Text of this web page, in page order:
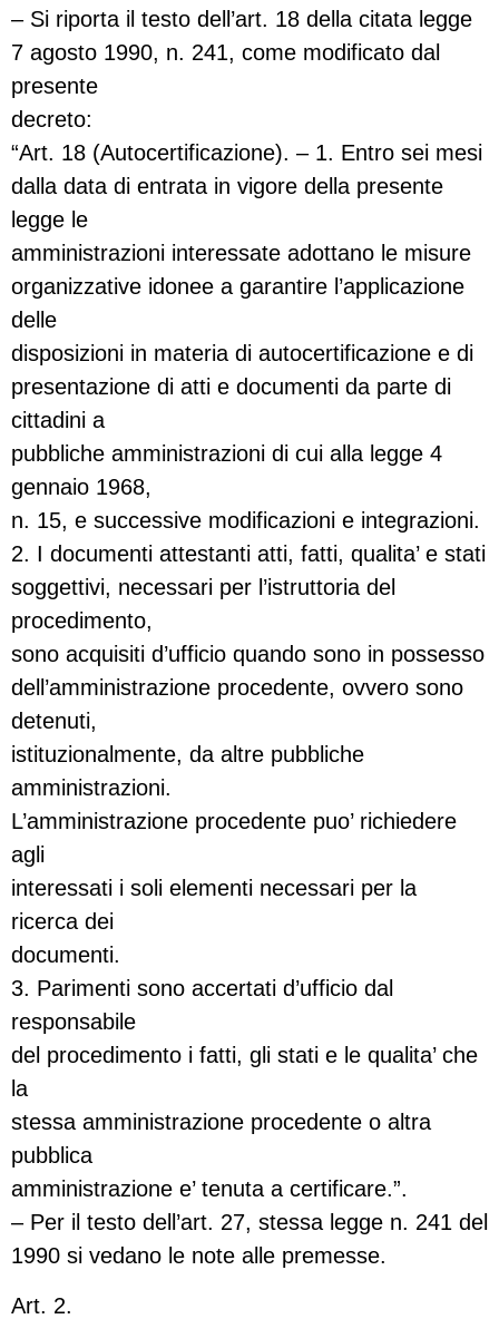
– Si riporta il testo dell’art. 18 della citata legge
7 agosto 1990, n. 241, come modificato dal
presente
decreto:
“Art. 18 (Autocertificazione). – 1. Entro sei mesi
dalla data di entrata in vigore della presente
legge le
amministrazioni interessate adottano le misure
organizzative idonee a garantire l’applicazione
delle
disposizioni in materia di autocertificazione e di
presentazione di atti e documenti da parte di
cittadini a
pubbliche amministrazioni di cui alla legge 4
gennaio 1968,
n. 15, e successive modificazioni e integrazioni.
2. I documenti attestanti atti, fatti, qualita’ e stati
soggettivi, necessari per l’istruttoria del
procedimento,
sono acquisiti d’ufficio quando sono in possesso
dell’amministrazione procedente, ovvero sono
detenuti,
istituzionalmente, da altre pubbliche
amministrazioni.
L’amministrazione procedente puo’ richiedere
agli
interessati i soli elementi necessari per la
ricerca dei
documenti.
3. Parimenti sono accertati d’ufficio dal
responsabile
del procedimento i fatti, gli stati e le qualita’ che
la
stessa amministrazione procedente o altra
pubblica
amministrazione e’ tenuta a certificare.”.
– Per il testo dell’art. 27, stessa legge n. 241 del
1990 si vedano le note alle premesse.
Art. 2.